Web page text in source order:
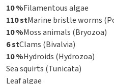
10 %Filamentous algae
110 stMarine bristle worms
10 %Moss animals (Bryozoa)
6 stClams (Bivalvia)
10 %Hydroids (Hydrozoa)
Sea squirts (Tunicata)
Leaf algae